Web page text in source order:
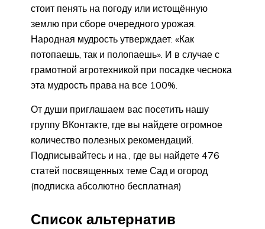
стоит пенять на погоду или истощённую
землю при сборе очередного урожая.
Народная мудрость утверждает: «Как
потопаешь, так и полопаешь». И в случае с
грамотной агротехникой при посадке чеснока
эта мудрость права на все 100%.
От души приглашаем вас посетить нашу
группу ВКонтакте, где вы найдете огромное
количество полезных рекомендаций.
Подписывайтесь и на , где вы найдете 476
статей посвященных теме Сад и огород
(подписка абсолютно бесплатная)
Список альтернатив